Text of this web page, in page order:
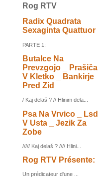
Rog RTV
Radix Quadrata
Sexaginta Quattuor
PARTE 1:
Butalce Na
Prevzgojo _ Prašiča
V Kletko _ Bankirje
Pred Zid
/ Kaj delaš ? // Hlinim dela...
Psa Na Vrvico _ Lsd
V Usta _ Jezik Za
Zobe
///// Kaj delaš ? //// Hlini...
Rog RTV Présente:
Un prédicateur d'une ...